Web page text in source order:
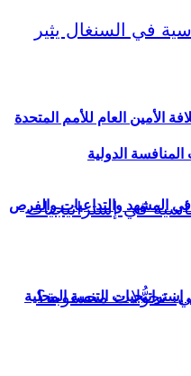
المشهد والتداعيات والفرص
الأمين العام للأمم المتحدة
الدولية
التنمية المحلية